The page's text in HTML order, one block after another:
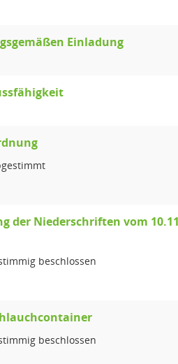
Einladung
der Niederschriften vom
beschlossen
beschlossen